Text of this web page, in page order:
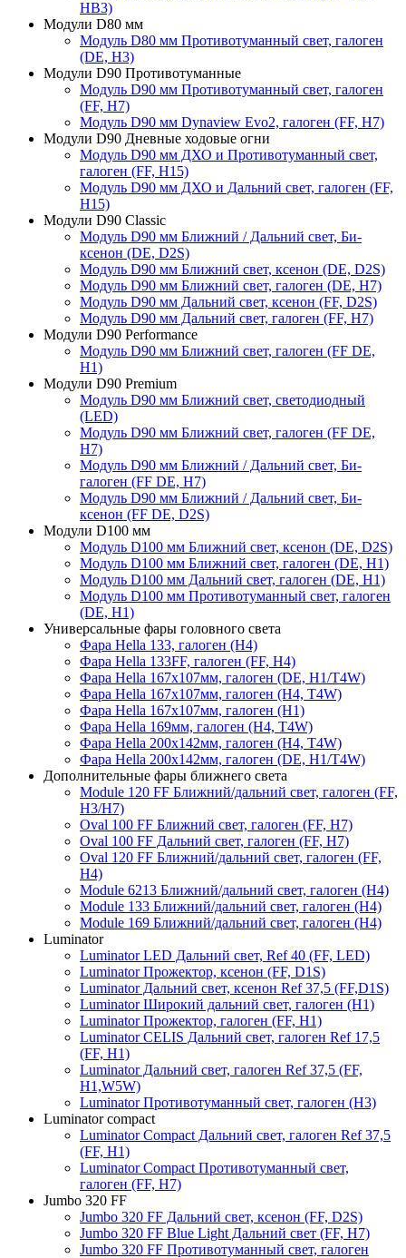
HB3)
Модули D80 мм
Модуль D80 мм Противотуманный свет, галоген
(DE, H3)
Модули D90 Противотуманные
Модуль D90 мм Противотуманный свет, галоген
(FF, H7)
Модуль D90 мм Dynaview Evo2, галоген (FF, H7)
Модули D90 Дневные ходовые огни
Модуль D90 мм ДХО и Противотуманный свет,
галоген (FF, H15)
Модуль D90 мм ДХО и Дальний свет, галоген (FF,
H15)
Модули D90 Classic
Модуль D90 мм Ближний / Дальний свет, Би-
ксенон (DE, D2S)
Модуль D90 мм Ближний свет, ксенон (DE, D2S)
Модуль D90 мм Ближний свет, галоген (DE, H7)
Модуль D90 мм Дальний свет, ксенон (FF, D2S)
Модуль D90 мм Дальний свет, галоген (FF, H7)
Модули D90 Performance
Модуль D90 мм Ближний свет, галоген (FF DE,
H1)
Модули D90 Premium
Модуль D90 мм Ближний свет, светодиодный
(LED)
Модуль D90 мм Ближний свет, галоген (FF DE,
H7)
Модуль D90 мм Ближний / Дальний свет, Би-
галоген (FF DE, H7)
Модуль D90 мм Ближний / Дальний свет, Би-
ксенон (FF DE, D2S)
Модули D100 мм
Модуль D100 мм Ближний свет, ксенон (DE, D2S)
Модуль D100 мм Ближний свет, галоген (DE, H1)
Модуль D100 мм Дальний свет, галоген (DE, H1)
Модуль D100 мм Противотуманный свет, галоген
(DE, H1)
Универсальные фары головного света
Фара Hella 133, галоген (H4)
Фара Hella 133FF, галоген (FF, H4)
Фара Hella 167х107мм, галоген (DE, Н1/T4W)
Фара Hella 167х107мм, галоген (Н4, T4W)
Фара Hella 167х107мм, галоген (Н1)
Фара Hella 169мм, галоген (Н4, T4W)
Фара Hella 200х142мм, галоген (Н4, T4W)
Фара Hella 200х142мм, галоген (DE, Н1/T4W)
Дополнительные фары ближнего света
Module 120 FF Ближний/дальний свет, галоген (FF,
H3/H7)
Oval 100 FF Ближний свет, галоген (FF, H7)
Oval 100 FF Дальний свет, галоген (FF, H7)
Oval 120 FF Ближний/дальний свет, галоген (FF,
H4)
Module 6213 Ближний/дальний свет, галоген (H4)
Module 133 Ближний/дальний свет, галоген (H4)
Module 169 Ближний/дальний свет, галоген (H4)
Luminator
Luminator LED Дальний свет, Ref 40 (FF, LED)
Luminator Прожектор, ксенон (FF, D1S)
Luminator Дальний свет, ксенон Ref 37,5 (FF,D1S)
Luminator Широкий дальний свет, галоген (H1)
Luminator Прожектор, галоген (FF, H1)
Luminator CELIS Дальний свет, галоген Ref 17,5
(FF, H1)
Luminator Дальний свет, галоген Ref 37,5 (FF,
H1,W5W)
Luminator Противотуманный свет, галоген (H3)
Luminator compact
Luminator Compact Дальний свет, галоген Ref 37,5
(FF, H1)
Luminator Compact Противотуманный свет,
галоген (FF, H7)
Jumbo 320 FF
Jumbo 320 FF Дальний свет, ксенон (FF, D2S)
Jumbo 320 FF Blue Light Дальний свет (FF, H7)
Jumbo 320 FF Противотуманный свет, галоген